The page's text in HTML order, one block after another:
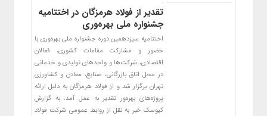
تقدیر از فولاد هرمزگان در اختتامیه
جشنواره ملی بهره‌وری
اختتامیه سیزدهمین دوره جشنواره ملی بهره‌وری با
حضور و مشارکت مقامات کشوری، فعالان
اقتصادی، شرکت‌ها و واحدهای تولیدی و خدماتی
در محل اتاق بازرگانی، صنایع، معادن و کشاورزی
تهران برگزار شد و از فولاد هرمزگان به دلیل ارائه
پروژه‌های بهره‌ور تقدیر به عمل آمد. به گزارش
کیوسک خبر به نقل از روابط عمومی شرکت فولاد